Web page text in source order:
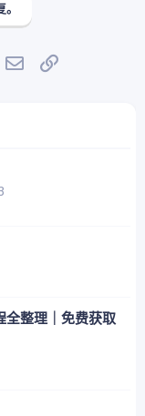
WhatsApp
邮件
整理｜免费获取